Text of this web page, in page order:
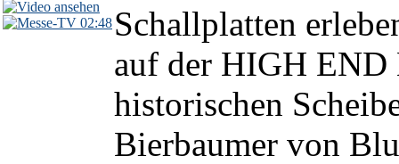
02:48 Schallplatten
auf der HIGH END
historischen
Bierbaumer von